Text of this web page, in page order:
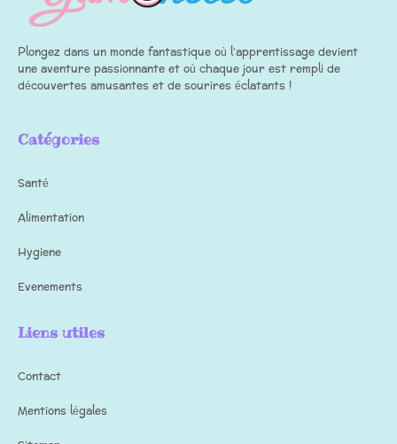
Plongez dans un monde fantastique où l’apprentissage devient
une aventure passionnante et où chaque jour est rempli de
découvertes amusantes et de sourires éclatants !
Catégories
Santé
Alimentation
Hygiene
Evenements
Liens utiles
Contact
Mentions légales